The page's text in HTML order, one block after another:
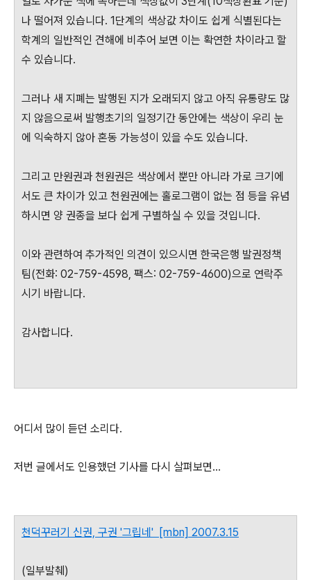
나 떨어져 있습니다. 1단계의 색상값 차이도 쉽게 식별된다는
학계의 일반적인 견해에 비추어 보면 이는 확연한 차이라고 할
수 있습니다.
그러나 새 지폐는 발행된 지가 오래되지 않고 아직 유통량도 많
지 않음으로써 발행초기의 일정기간 동안에는 색상이 우리 눈
에 익숙하지 않아 혼동 가능성이 있을 수도 있습니다.
그리고 만원권과 천원권은 색상에서 뿐만 아니라 가로 크기에
서도 큰 차이가 있고 천원권에는 홀로그램이 없는 점 등을 유념
하시면 양 권종을 보다 쉽게 구별하실 수 있을 것입니다.
이와 관련하여 추가적인 의견이 있으시면 한국은행 발권정책
팀(전화: 02-759-4598, 팩스: 02-759-4600)으로 연락주
시기 바랍니다.
감사합니다.
어디서 많이 듣던 소리다.
저번 글에서도 인용했던 기사를 다시 살펴보면...
천덕꾸러기 신권, 구권 '그립네' [mbn] 2007.3.15
(일부발췌)